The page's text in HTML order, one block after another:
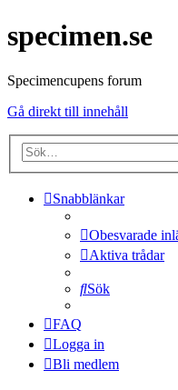
specimen.se
Specimencupens forum
Gå direkt till innehåll
Snabblänkar
Obesvarade
Aktiva trådar
Sök
FAQ
Logga in
Bli medlem